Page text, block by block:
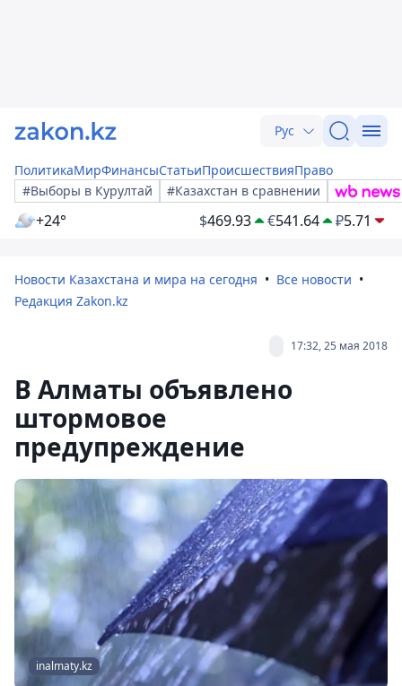
Рус
ПолитикаМирФинансыСтатьиПроисшествияПраво
#Выборы в Курултай
#Казахстан в сравнении
+24° $469.93 €541.64 ₽5.71
Новости Казахстана и мира на сегодня
Все новости
Редакция Zakon.kz
17:32, 25 мая 2018
В Алматы объявлено
штормовое
предупреждение
inalmaty.kz